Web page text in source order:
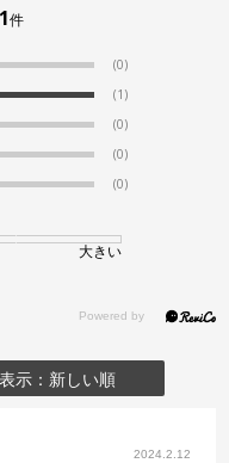
1件
(0)
(1)
(0)
(0)
(0)
大きい
表示：新しい順
2024.2.12